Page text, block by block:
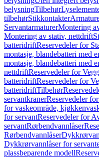
belysningTilbehør
tilbehørStikkontakter
ServantarmaturerMontering
Montering av stativ, nettdrift
batteridriftReservedeler for
montasje, blandebatteri med
montasje, blandebatteri med
nettdriftReservedeler for
batteridriftReservedeler for
batteridriftTilbehør
servantkranerReservedeler
for vaskeområde,
for servantReservedeler for
servantRørbendvannlåser
Rørbendvannlåser
Dykkrørvannlåser for
plassbeparende modell